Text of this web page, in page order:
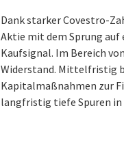
Dank starker Covestro-
Aktie mit dem Sprung auf
Kaufsignal. Im Bereich
Widerstand. Mittelfristig
Kapitalmaßnahmen zur
langfristig tiefe Spuren